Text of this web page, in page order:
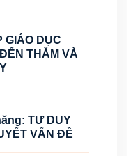
GIÁO DỤC
THĂM VÀ
TƯ DUY
VẤN ĐỀ